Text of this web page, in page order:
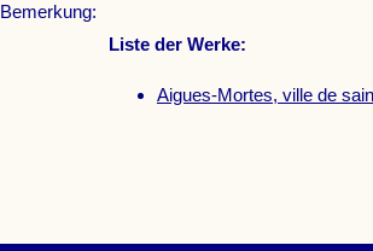
Bemerkung:
Liste der Werke:
Aigues-Mortes, ville de